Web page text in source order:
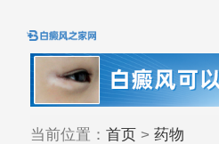
当前位置： 首页> 药物